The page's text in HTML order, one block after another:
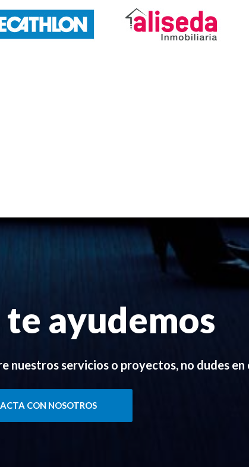
ayudemos
nuestros servicios o proyectos, no dudes en
CON NOSOTROS